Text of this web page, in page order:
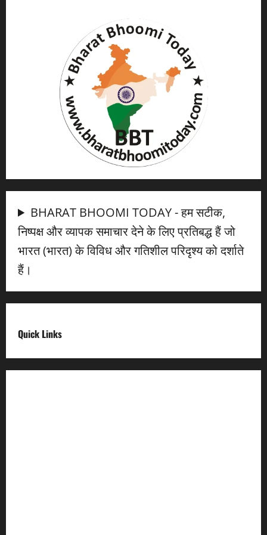
BHARAT BHOOMI TODAY - हम सटीक,
निष्पक्ष और व्यापक समाचार देने के लिए प्रतिबद्ध हैं जो
भारत (भारत) के विविध और गतिशील परिदृश्य को दर्शाते
हैं।
Quick Links